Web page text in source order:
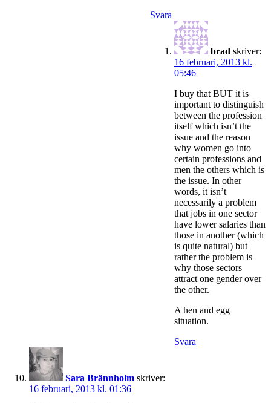
Svara
brad skriver:
16 februari, 2013 kl.
05:46
I buy that BUT it is
important to distinguish
between the profession
itself which isn’t the
issue and the reason
why women go into
certain professions and
men the others which is
the issue. In other
words, it isn’t
necessarily a problem
that jobs in one sector
have lower salaries than
those in another (which
is quite natural) but
rather the problem is
why those sectors
attract one gender over
the other.
A hen and egg
situation.
Svara
Sara Brännholm skriver:
16 februari, 2013 kl. 01:36